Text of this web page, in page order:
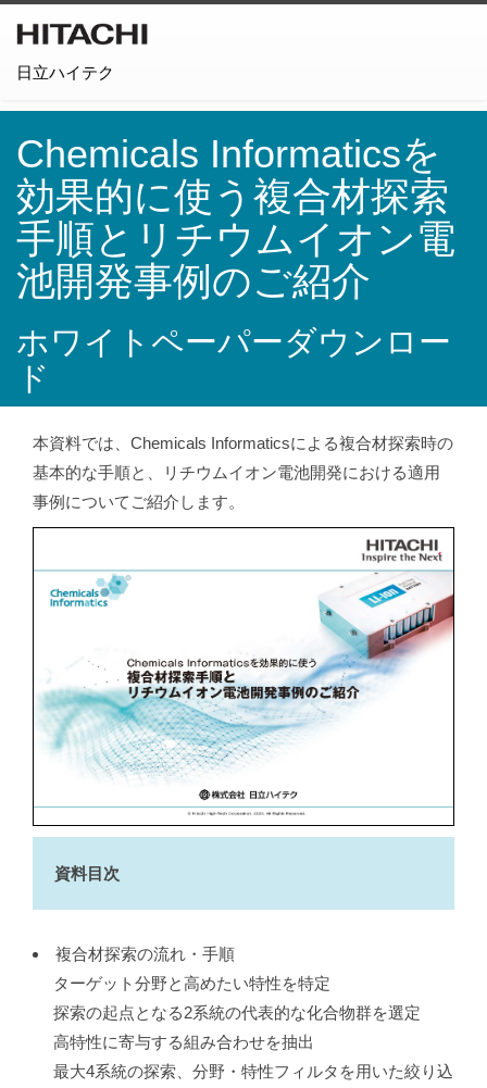
日立ハイテク
Chemicals Informaticsを
効果的に使う複合材探索
手順とリチウムイオン電
池開発事例のご紹介
ホワイトペーパーダウンロー
ド
本資料では、Chemicals Informaticsによる複合材探索時の
基本的な手順と、リチウムイオン電池開発における適用
事例についてご紹介します。
資料目次
複合材探索の流れ・手順
ターゲット分野と高めたい特性を特定
探索の起点となる2系統の代表的な化合物群を選定
高特性に寄与する組み合わせを抽出
最大4系統の探索、分野・特性フィルタを用いた絞り込